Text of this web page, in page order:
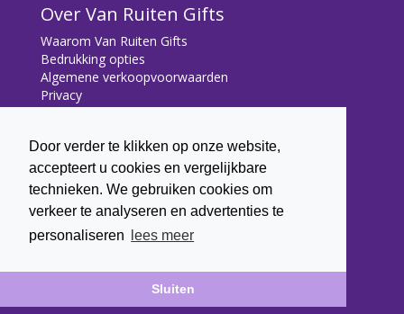
Door verder te klikken op onze website,
accepteert u cookies en vergelijkbare
technieken. We gebruiken cookies om
verkeer te analyseren en advertenties te
personaliseren
lees meer
Sluiten
Over Van Ruiten Gifts
Waarom Van Ruiten Gifts
Bedrukking opties
Algemene verkoopvoorwaarden
Privacy
Contact
Contact
Bryonialaan 5
3233 VA Oostvoorne
+31 (0) 6 22 43 7003
info@marjavanruiten.nl